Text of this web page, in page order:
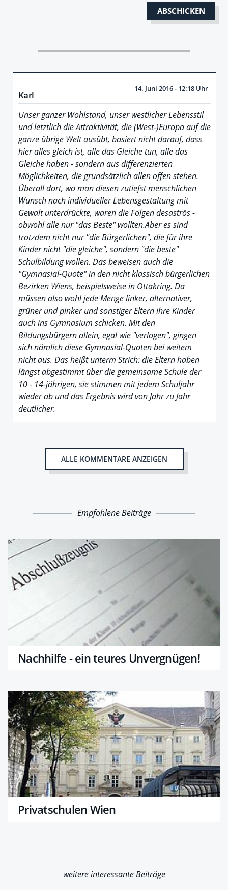
Karl
14. Juni 2016 - 12:18 Uhr
Unser ganzer Wohlstand, unser westlicher Lebensstil
und letztlich die Attraktivität, die (West-)Europa auf die
ganze übrige Welt ausübt, basiert nicht darauf, dass
hier alles gleich ist, alle das Gleiche tun, alle das
Gleiche haben - sondern aus differenzierten
Möglichkeiten, die grundsätzlich allen offen stehen.
Überall dort, wo man diesen zutiefst menschlichen
Wunsch nach individueller Lebensgestaltung mit
Gewalt unterdrückte, waren die Folgen desaströs -
obwohl alle nur "das Beste" wollten.Aber es sind
trotzdem nicht nur "die Bürgerlichen", die für ihre
Kinder nicht "die gleiche", sondern "die beste"
Schulbildung wollen. Das beweisen auch die
"Gymnasial-Quote" in den nicht klassisch bürgerlichen
Bezirken Wiens, beispielsweise in Ottakring. Da
müssen also wohl jede Menge linker, alternativer,
grüner und pinker und sonstiger Eltern ihre Kinder
auch ins Gymnasium schicken. Mit den
Bildungsbürgern allein, egal wie "verlogen", gingen
sich nämlich diese Gymnasial-Quoten bei weitem
nicht aus. Das heißt unterm Strich: die Eltern haben
längst abgestimmt über die gemeinsame Schule der
10 - 14-jährigen, sie stimmen mit jedem Schuljahr
wieder ab und das Ergebnis wird von Jahr zu Jahr
deutlicher.
ALLE KOMMENTARE ANZEIGEN
Empfohlene Beiträge
Nachhilfe - ein teures Unvergnügen!
Privatschulen Wien
weitere interessante Beiträge